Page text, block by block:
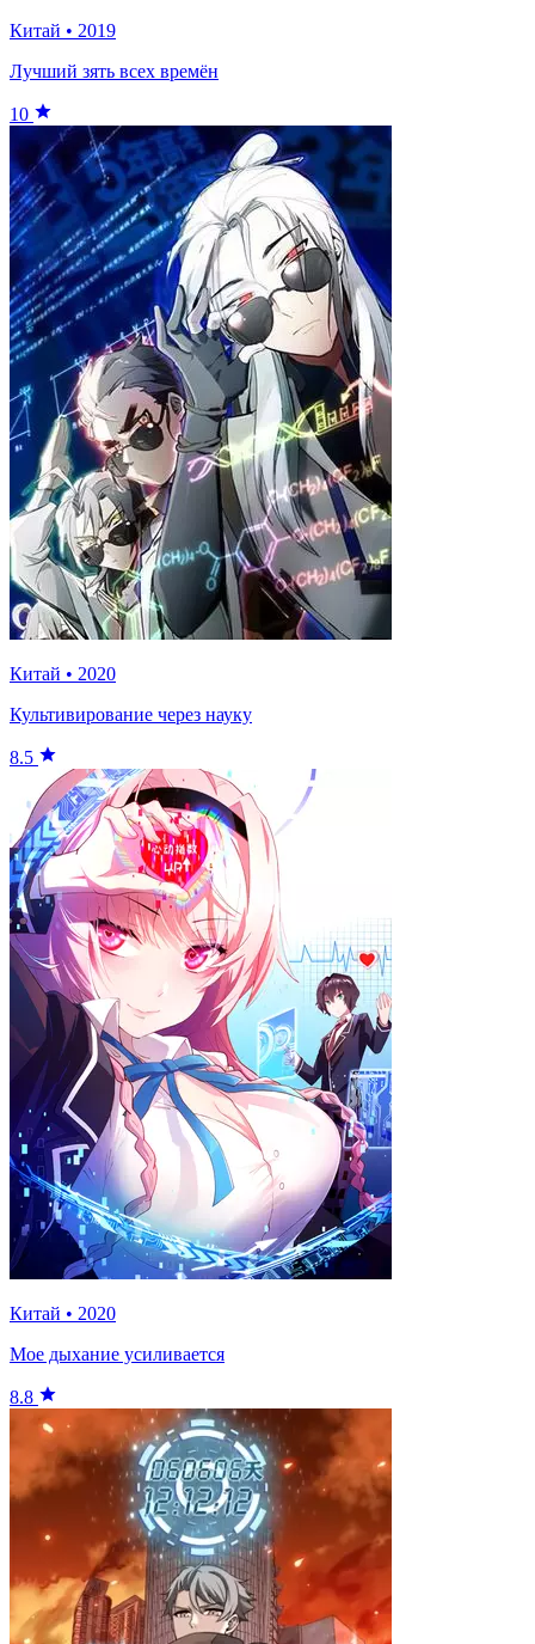
Китай • 2019
Лучший зять всех времён
10
Китай • 2020
Культивирование через науку
8.5
Китай • 2020
Мое дыхание усиливается
8.8